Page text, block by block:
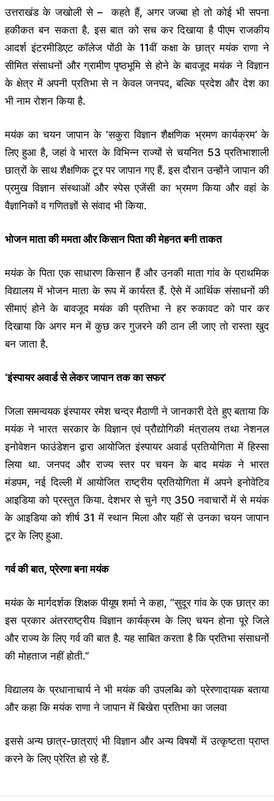
उत्तराखंड के जखोली से – कहते हैं, अगर जज्बा हो तो कोई भी सपना
हकीकत बन सकता है. इस बात को सच कर दिखाया है पीएम राजकीय
आदर्श इंटरमीडिएट कॉलेज पोंठी के 11वीं कक्षा के छात्र मयंक राणा ने
सीमित संसाधनों और ग्रामीण पृष्ठभूमि से होने के बावजूद मयंक ने विज्ञान
के क्षेत्र में अपनी प्रतिभा से न केवल जनपद, बल्कि प्रदेश और देश का
भी नाम रोशन किया है.
मयंक का चयन जापान के ‘सकुरा विज्ञान शैक्षणिक भ्रमण कार्यक्रम’ के
लिए हुआ है, जहां वे भारत के विभिन्न राज्यों से चयनित 53 प्रतिभाशाली
छात्रों के साथ शैक्षणिक टूर पर जापान गए हैं. इस दौरान उन्होंने जापान की
प्रमुख विज्ञान संस्थाओं और स्पेस एजेंसी का भ्रमण किया और वहां के
वैज्ञानिकों व गणितज्ञों से संवाद भी किया.
भोजन माता की ममता और किसान पिता की मेहनत बनी ताकत
मयंक के पिता एक साधारण किसान हैं और उनकी माता गांव के प्राथमिक
विद्यालय में भोजन माता के रूप में कार्यरत हैं. ऐसे में आर्थिक संसाधनों की
सीमाएं होने के बावजूद मयंक की प्रतिभा ने हर रुकावट को पार कर
दिखाया कि अगर मन में कुछ कर गुजरने की ठान ली जाए तो रास्ता खुद
बन जाता है.
‘इंस्पायर अवार्ड से लेकर जापान तक का सफर’
जिला समन्वयक इंस्पायर रमेश चन्द्र मैठाणी ने जानकारी देते हुए बताया कि
मयंक ने भारत सरकार के विज्ञान एवं प्रौद्योगिकी मंत्रालय तथा नेशनल
इनोवेशन फाउंडेशन द्वारा आयोजित इंस्पायर अवार्ड प्रतियोगिता में हिस्सा
लिया था. जनपद और राज्य स्तर पर चयन के बाद मयंक ने भारत
मंडपम, नई दिल्ली में आयोजित राष्ट्रीय प्रतियोगिता में अपने इनोवेटिव
आइडिया को प्रस्तुत किया. देशभर से चुने गए 350 नवाचारों में से मयंक
के आइडिया को शीर्ष 31 में स्थान मिला और यहीं से उनका चयन जापान
टूर के लिए हुआ.
गर्व की बात, प्रेरणा बना मयंक
मयंक के मार्गदर्शक शिक्षक पीयूष शर्मा ने कहा, “सुदूर गांव के एक छात्र का
इस प्रकार अंतरराष्ट्रीय विज्ञान कार्यक्रम के लिए चयन होना पूरे जिले
और राज्य के लिए गर्व की बात है. यह साबित करता है कि प्रतिभा संसाधनों
की मोहताज नहीं होती.”
विद्यालय के प्रधानाचार्य ने भी मयंक की उपलब्धि को प्रेरणादायक बताया
और कहा कि मयंक राणा ने जापान में बिखेरा प्रतिभा का जलवा
इससे अन्य छात्र-छात्राएं भी विज्ञान और अन्य विषयों में उत्कृष्टता प्राप्त
करने के लिए प्रेरित हो रहे हैं.